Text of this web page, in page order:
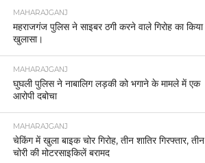
MAHARAJGANJ
महराजगंज पुलिस ने साइबर ठगी करने वाले गिरोह का किया
खुलासा।
MAHARAJGANJ
घुघली पुलिस ने नाबालिग लड़की को भगाने के मामले में एक
आरोपी दबोचा
MAHARAJGANJ
चेकिंग में खुला बाइक चोर गिरोह, तीन शातिर गिरफ्तार, तीन
चोरी की मोटरसाइकिलें बरामद